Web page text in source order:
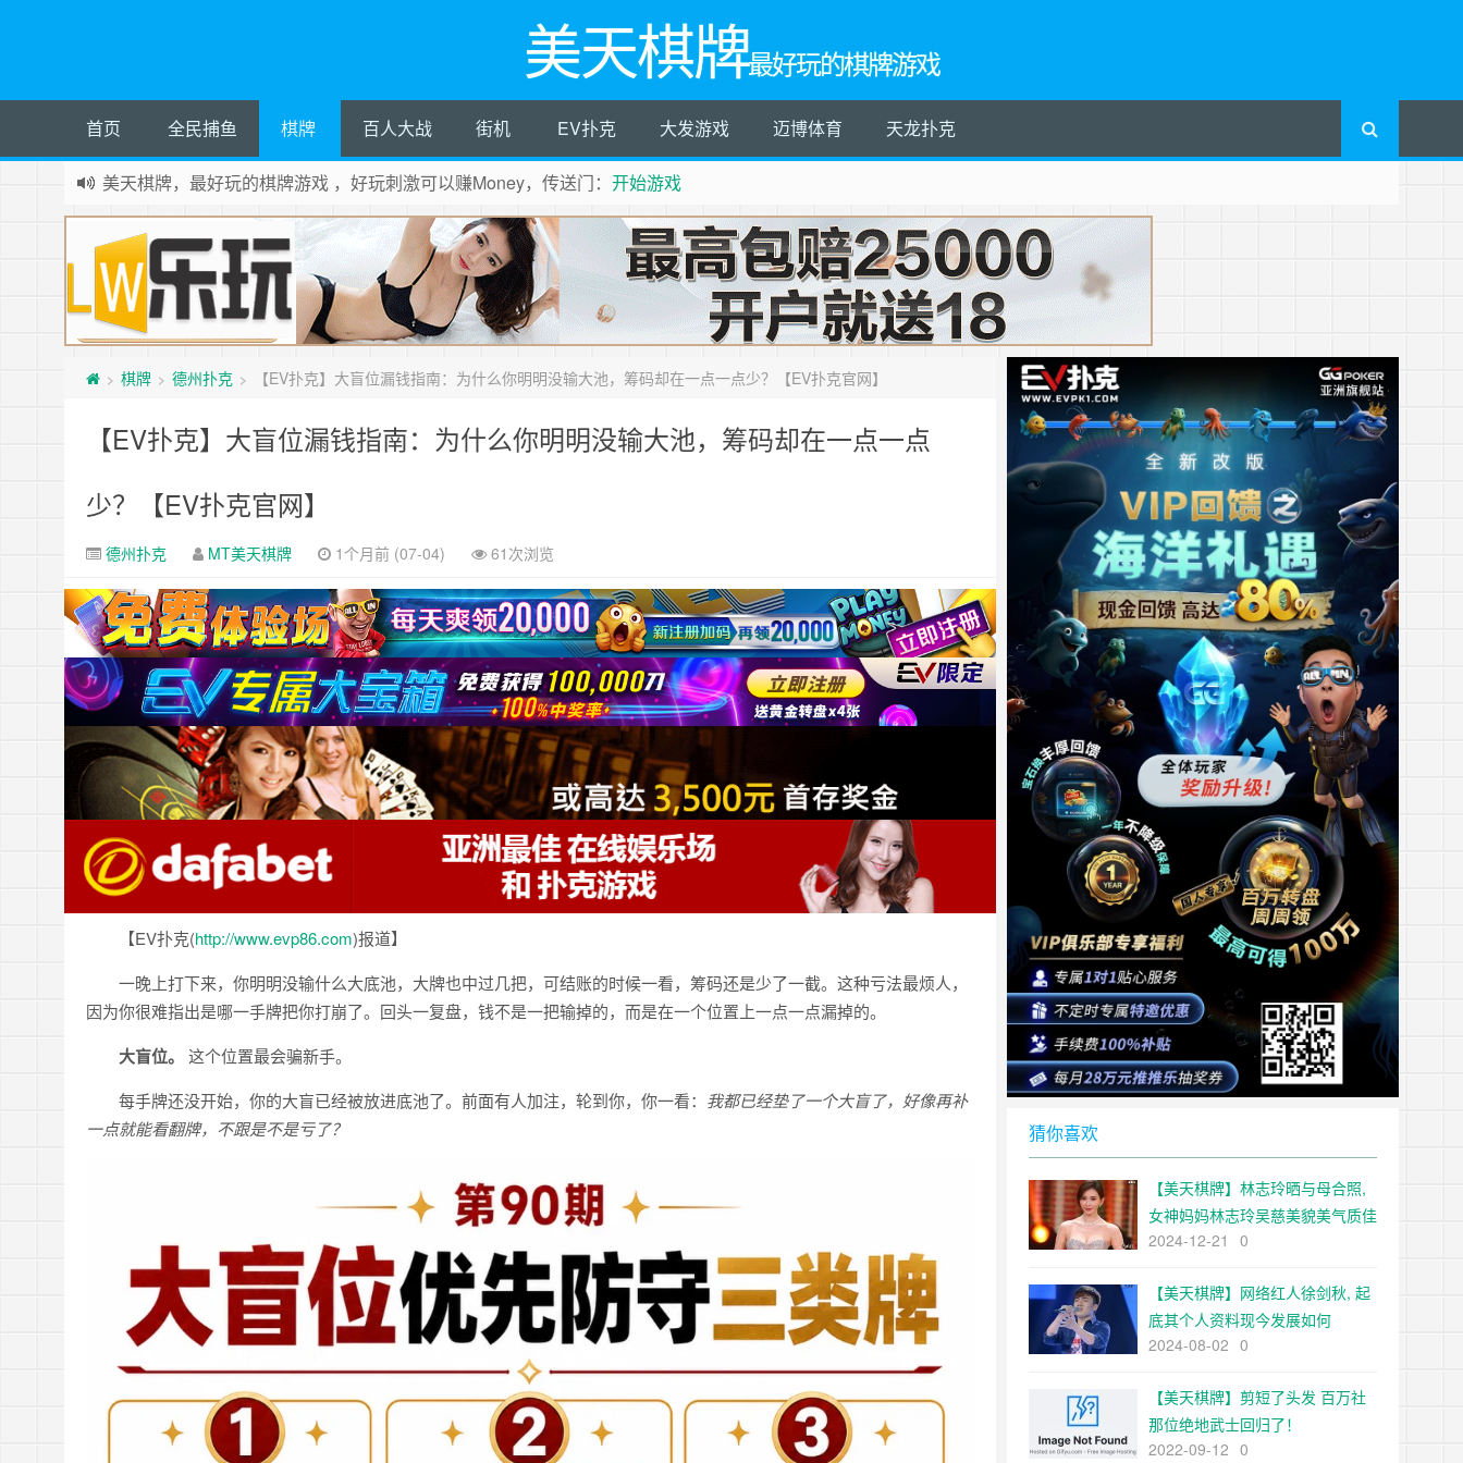
美天棋牌最好玩的棋牌游戏
首页 全民捕鱼 棋牌 百人大战 街机 EV扑克 大发游戏 迈博体育 天龙扑克
美天棋牌，最好玩的棋牌游戏 ，好玩刺激可以赚Money，传送门： 开始游戏
> 棋牌 > 德州扑克 > 【EV扑克】大盲位漏钱指南：为什么你明明没输大池，筹码却在一点一点少？【EV扑克官网】
【EV扑克】大盲位漏钱指南：为什么你明明没输大池，筹码却在一点一点
少？【EV扑克官网】
德州扑克 MT美天棋牌 1个月前 (07-04) 61次浏览
【EV扑克(http://www.evp86.com)报道】
一晚上打下来，你明明没输什么大底池，大牌也中过几把，可结账的时候一看，筹码还是少了一截。这种亏法最烦人，
因为你很难指出是哪一手牌把你打崩了。回头一复盘，钱不是一把输掉的，而是在一个位置上一点一点漏掉的。
大盲位。
这个位置最会骗新手。
每手牌还没开始，你的大盲已经被放进底池了。前面有人加注，轮到你，你一看： 我都已经垫了一个大盲了，好像再补
一点就能看翻牌，不跟是不是亏了？
猜你喜欢
【美天棋牌】林志玲晒与母合照,
女神妈妈林志玲吴慈美貌美气质佳
2024-12-21
0
【美天棋牌】网络红人徐剑秋, 起
底其个人资料现今发展如何
2024-08-02 0
【美天棋牌】剪短了头发 百万社
那位绝地武士回归了！
2022-09-12 0